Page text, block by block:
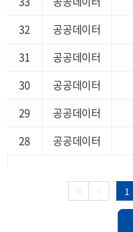
32
공공데이터
31
공공데이터
30
공공데이터
29
공공데이터
28
공공데이터
1